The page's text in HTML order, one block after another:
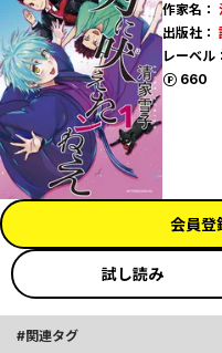
作家名：
出版社：
レーベル
660
ポイント
会員登
試し読み
関連タグ